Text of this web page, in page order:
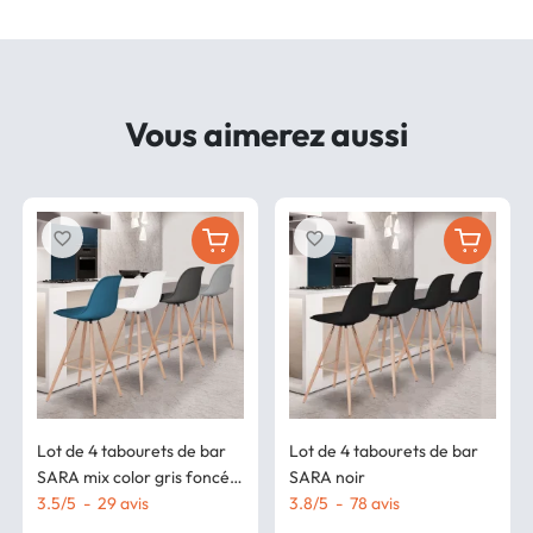
Vous aimerez aussi
Lot de 4 tabourets de bar
SARA mix color gris foncé,
gris clair, blanc et bleu
3.5/5 - 29avis
favorite_border
Lot de 4 tabourets de bar
SARA noir
3.8/5 - 78 avis
favorite_border